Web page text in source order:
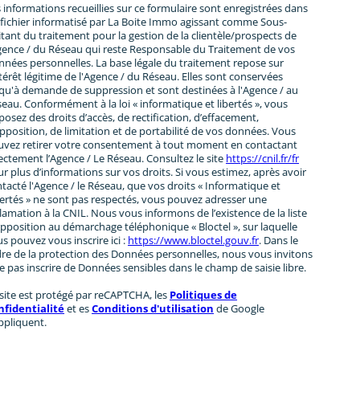
informations recueillies sur ce formulaire sont enregistrées dans
informatisé par La Boite Immo agissant comme Sous-
du traitement pour la gestion de la clientèle/prospects de
/ du Réseau qui reste Responsable du Traitement de vos
personnelles. La base légale du traitement repose sur
légitime de l'Agence / du Réseau. Elles sont conservées
demande de suppression et sont destinées à l'Agence / au
Conformément à la loi « informatique et libertés », vous
des droits d’accès, de rectification, d’effacement,
de limitation et de portabilité de vos données. Vous
retirer votre consentement à tout moment en contactant
l’Agence / Le Réseau. Consultez le site https://cnil.fr/fr
plus d’informations sur vos droits. Si vous estimez, après avoir
l'Agence / le Réseau, que vos droits « Informatique et
» ne sont pas respectés, vous pouvez adresser une
à la CNIL. Nous vous informons de l’existence de la liste
au démarchage téléphonique « Bloctel », sur laquelle
pouvez vous inscrire ici : https://www.bloctel.gouv.fr. Dans le
de la protection des Données personnelles, nous vous invitons
pas inscrire de Données sensibles dans le champ de saisie libre.
est protégé par reCAPTCHA, les Politiques de
et esConditions d'utilisation de Google